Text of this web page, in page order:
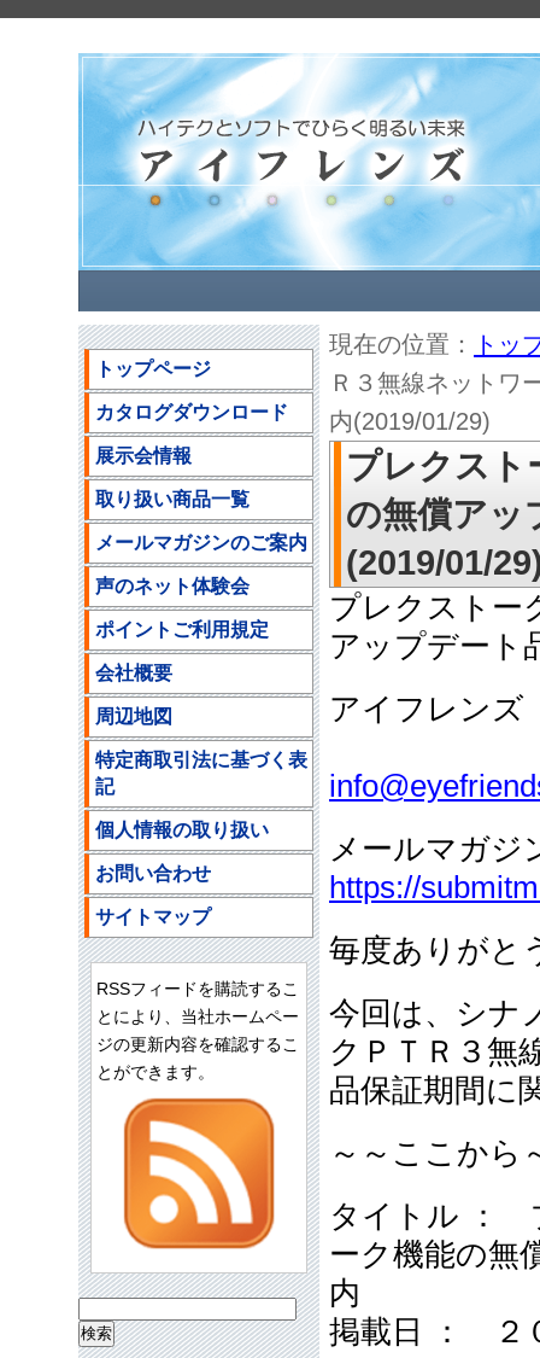
現在の位置：
トッ
Ｒ３無線ネットワ
内(2019/01/29)
プレクスト
の無償アッ
(2019/01/
プレクストー
アップデート
アイフレン
メールマガジ
https://
毎度ありがと
今回は、シナ
クＰＴＲ３無
品保証期間に
～～ここから
タイトル ：
ーク機能の無
内
掲載日 ： ２
トップページ
カタログダウンロード
展示会情報
取り扱い商品一覧
メールマガジンのご案内
声のネット体験会
ポイントご利用規定
会社概要
周辺地図
特定商取引法に基づく表
記
個人情報の取り扱い
お問い合わせ
サイトマップ
RSSフィードを購読するこ
とにより、当社ホームペー
ジの更新内容を確認するこ
とができます。
索: